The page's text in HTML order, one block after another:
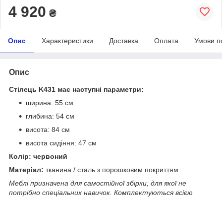
4 920 ₴
Опис Характеристики Доставка Оплата Умови
Опис
Стілець K431 має наступні параметри:
ширина: 55 см
глибина: 54 см
висота: 84 см
висота сидіння: 47 см
Колір: червоний
Матеріал: тканина / сталь з порошковим покриттям
Меблі призначена для самостійної збірки, для якої не
потрібно спеціальних навичок. Комплектуються всією